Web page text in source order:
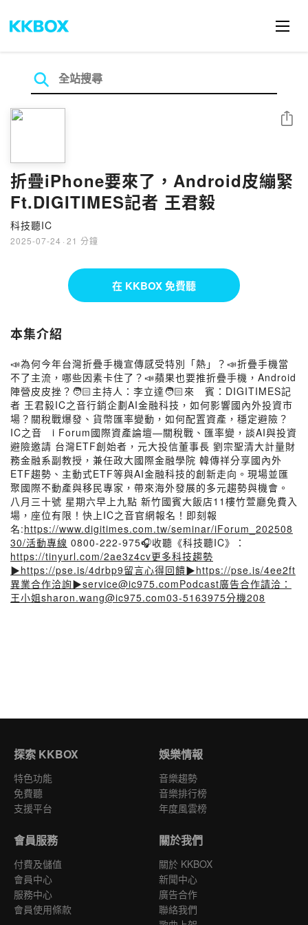
折疊iPhone要來了，Android皮繃緊
Ft.DIGITIMES記者 王君毅
科技聽IC
2025-07-24 · 21 分鐘
分享
在 KKBOX 免費聽
本集介紹
📣為何今年台灣折疊手機宣傳感受特別「熱」？📣折疊手機當
不了主流，哪些因素卡住了？📣蘋果也要推折疊手機，Android
陣營皮皮挫？🧑🏻主持人：李立達🧑🏻來 賓：DIGITIMES記
者 王君毅IC之音行銷企劃AI金融科技，如何影響國內外投資市
場？關稅戰爆發、貨幣匯率變動，如何配置資產，穩定避險？
IC之音 i Forum國際資產論壇—關稅戰、匯率變，談AI與投資
避險邀請 台灣ETF創始者，元大投信董事長 劉宗聖清大計量財
務金融系副教授，兼任政大國際金融學院 韓傳祥分享國內外
ETF趨勢、主動式ETF等與AI金融科技的創新走向。現場並匯
聚國際不動產與移民專家，帶來海外發展的多元趨勢與機會。
八月三十號 星期六早上九點 新竹國賓大飯店11樓竹萱廳免費入
場，座位有限！快上IC之音官網報名！即刻報
名:https://www.digitimes.com.tw/seminar/iForum_202508
30/活動專線 0800-222-975🎧收聽《科技聽IC》：
https://tinyurl.com/2ae3z4cv更多科技趨勢
▶https://pse.is/4drbp9留言心得回饋▶https://pse.is/4ee2ft
異業合作洽詢▶service@ic975.comPodcast廣告合作請洽：
王小姐sharon.wang@ic975.com03-5163975分機208
探索 KKBOX
特色功能
免費聽
支援平台
娛樂情報
音樂趨勢
音樂排行榜
年度風雲榜
會員服務
付費及儲值
會員中心
服務中心
會員使用條款
關於我們
關於 KKBOX
新聞中心
廣告合作
聯絡我們